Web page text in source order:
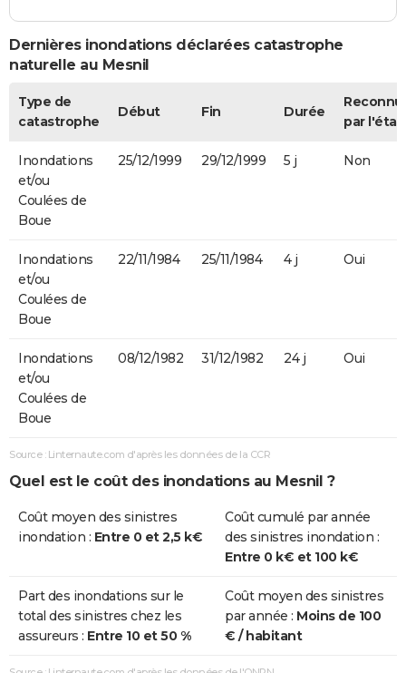
Dernières inondations déclarées catastrophe
naturelle au Mesnil
Type de
catastrophe
Début Fin Durée
par l'état
Inondations
et/ou
Coulées de
Boue
25/12/1999 29/12/1999 5 j Non
Inondations
et/ou
Coulées de
Boue
22/11/1984 25/11/1984 4 j Oui
Inondations
et/ou
Coulées de
Boue
08/12/1982 31/12/1982 24 j Oui
Source : Linternaute.com d'après les données de la CCR
Quel est le coût des inondations au Mesnil ?
Coût moyen des sinistres
inondation : Entre 0 et 2,5 k€
Coût cumulé par année
des sinistres inondation :
Entre 0 k€ et 100 k€
Part des inondations sur le
total des sinistres chez les
assureurs : Entre 10 et 50 %
Coût moyen des sinistres
par année : Moins de 100
€ / habitant